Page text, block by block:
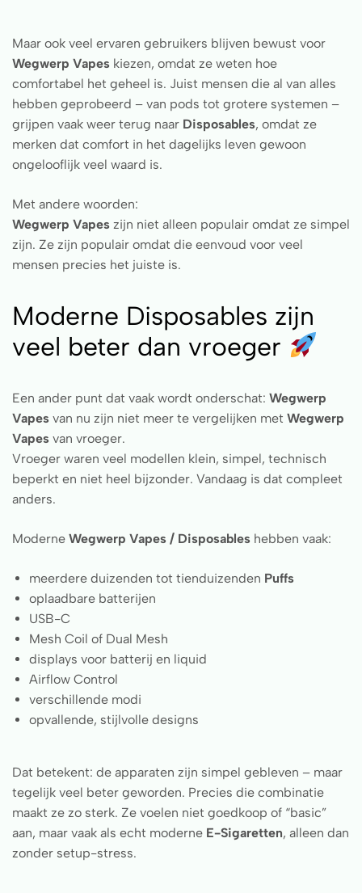
Maar ook veel ervaren gebruikers blijven bewust voor
Wegwerp Vapes kiezen, omdat ze weten hoe
comfortabel het geheel is. Juist mensen die al van alles
hebben geprobeerd – van pods tot grotere systemen –
grijpen vaak weer terug naar Disposables, omdat ze
merken dat comfort in het dagelijks leven gewoon
ongelooflijk veel waard is.
Met andere woorden:
Wegwerp Vapes zijn niet alleen populair omdat ze simpel
zijn. Ze zijn populair omdat die eenvoud voor veel
mensen precies het juiste is.
Moderne Disposables zijn
veel beter dan vroeger
Een ander punt dat vaak wordt onderschat: Wegwerp
Vapes van nu zijn niet meer te vergelijken met Wegwerp
Vapes van vroeger.
Vroeger waren veel modellen klein, simpel, technisch
beperkt en niet heel bijzonder. Vandaag is dat compleet
anders.
Moderne Wegwerp Vapes / Disposables hebben vaak:
meerdere duizenden tot tienduizenden Puffs
oplaadbare batterijen
USB-C
Mesh Coil of Dual Mesh
displays voor batterij en liquid
Airflow Control
verschillende modi
opvallende, stijlvolle designs
Dat betekent: de apparaten zijn simpel gebleven – maar
tegelijk veel beter geworden. Precies die combinatie
maakt ze zo sterk. Ze voelen niet goedkoop of “basic”
aan, maar vaak als echt moderne E-Sigaretten, alleen dan
zonder setup-stress.